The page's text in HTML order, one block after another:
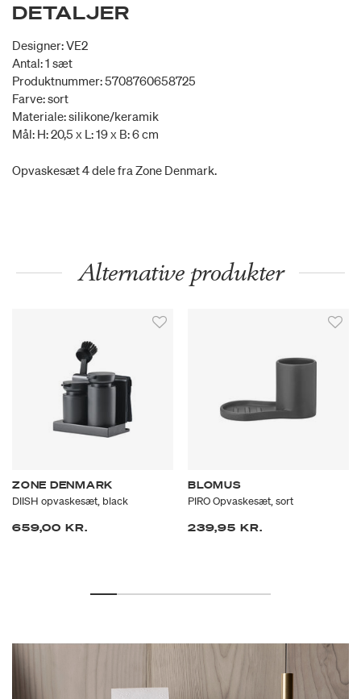
DETALJER
Designer: VE2
Antal: 1 sæt
Produktnummer: 5708760658725
Farve: sort
Materiale: silikone/keramik
Mål: H: 20,5 x L: 19 x B: 6 cm
Opvaskesæt 4 dele fra Zone Denmark.
Alternative produkter
ZONE DENMARK
DIISH opvaskesæt, black
659,00 KR.
BLOMUS
PIRO Opvaskesæt, sort
239,95 KR.